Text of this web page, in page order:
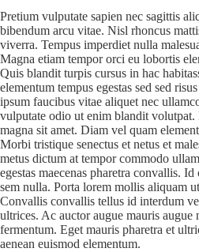
Pretium vulputate sapien nec sagittis
bibendum arcu vitae. Nisl rhoncus
viverra. Tempus imperdiet nulla
Magna etiam tempor orci eu lobortis
Quis blandit turpis cursus in hac
elementum tempus egestas sed sed
ipsum faucibus vitae aliquet nec
vulputate odio ut enim blandit volutpat.
magna sit amet. Diam vel quam
Morbi tristique senectus et netus et
metus dictum at tempor commodo
egestas maecenas pharetra convallis.
sem nulla. Porta lorem mollis aliquam
Convallis convallis tellus id interdum
ultrices. Ac auctor augue mauris augue
fermentum. Eget mauris pharetra et
aenean euismod elementum.